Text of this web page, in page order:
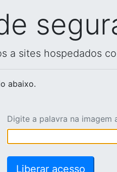
a sites hospedados
abaixo.
Digite a palavra na imagem